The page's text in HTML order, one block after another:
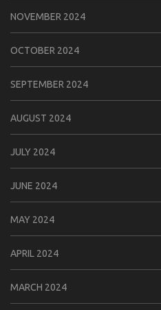
NOVEMBER 2024
OCTOBER 2024
SEPTEMBER 2024
AUGUST 2024
JULY 2024
JUNE 2024
MAY 2024
APRIL 2024
MARCH 2024